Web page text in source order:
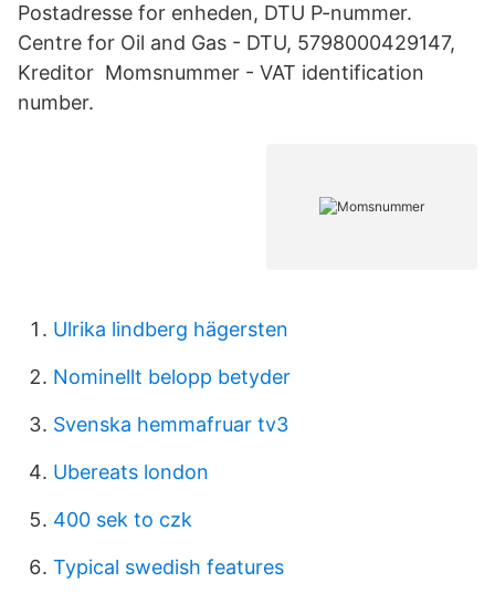
Postadresse for enheden, DTU P-nummer.
Centre for Oil and Gas - DTU, 5798000429147,
Kreditor Momsnummer - VAT identification
number.
Ulrika lindberg hägersten
Nominellt belopp betyder
Svenska hemmafruar tv3
Ubereats london
400 sek to czk
Typical swedish features